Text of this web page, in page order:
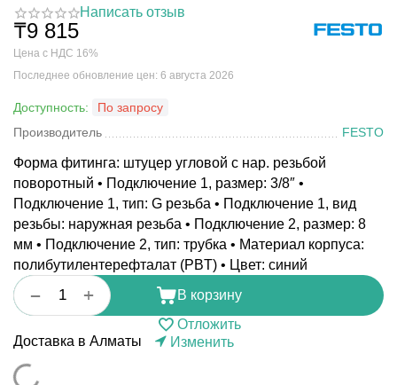
Написать отзыв
₸9 815
Цена с НДС 16%
Последнее обновление цен: 6 августа 2026
Доступность:
По запросу
Производитель
FESTO
Форма фитинга: штуцер угловой с нар. резьбой
поворотный • Подключение 1, размер: 3/8″ •
Подключение 1, тип: G резьба • Подключение 1, вид
резьбы: наружная резьба • Подключение 2, размер: 8
мм • Подключение 2, тип: трубка • Материал корпуса:
полибутилентерефталат (PBT) • Цвет: синий
+
−
В корзину
Отложить
Доставка в Алматы
Изменить